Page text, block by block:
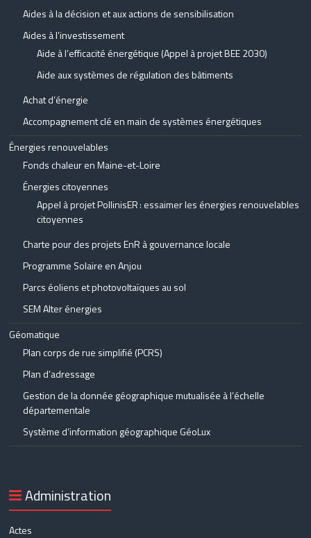
Aides à la décision et aux actions de sensibilisation
Aides à l’investissement
Aide à l’efficacité énergétique (Appel à projet BEE 2030)
Aide aux systèmes de régulation des bâtiments
Achat d’énergie
Accompagnement clé en main de systèmes énergétiques
Énergies renouvelables
Fonds chaleur en Maine-et-Loire
Énergies citoyennes
Appel à projet PollinisER : essaimer les énergies renouvelables
citoyennes
Charte pour des projets EnR à gouvernance locale
Programme Solaire en Anjou
Parcs éoliens et photovoltaïques au sol
SEM Alter énergies
Géomatique
Plan corps de rue simplifié (PCRS)
Plan d’adressage
Gestion de la donnée géographique mutualisée à l’échelle
départementale
Système d’information géographique GéoLux
Administration
Actes